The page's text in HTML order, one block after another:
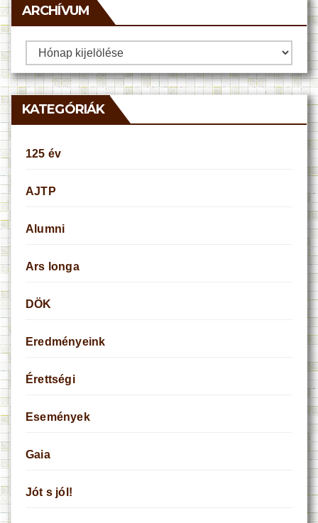
ARCHÍVUM
Archívum
KATEGÓRIÁK
125 év
AJTP
Alumni
Ars longa
DÖK
Eredményeink
Érettségi
Események
Gaia
Jót s jól!